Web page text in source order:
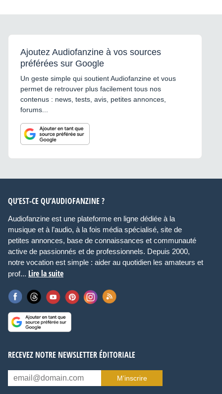
Ajoutez Audiofanzine à vos sources
préférées sur Google
Un geste simple qui soutient Audiofanzine et vous
permet de retrouver plus facilement tous nos
contenus : news, tests, avis, petites annonces,
forums...
QU’EST-CE QU’AUDIOFANZINE ?
Audiofanzine est une plateforme en ligne dédiée à la
musique et à l’audio, à la fois média spécialisé, site de
petites annonces, base de connaissances et communauté
active de passionnés et de professionnels. Depuis 2000,
notre vocation est simple : aider au quotidien les amateurs et
prof... Lire la suite
RECEVEZ NOTRE NEWSLETTER ÉDITORIALE
M’inscrire